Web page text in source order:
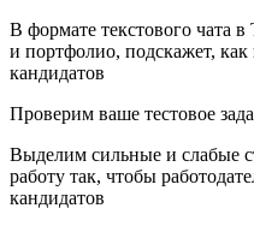
В формате текстового чата
и портфолио, подскажет, как
кандидатов
Проверим ваше тестовое
Выделим сильные и слабые
работу так, чтобы
кандидатов